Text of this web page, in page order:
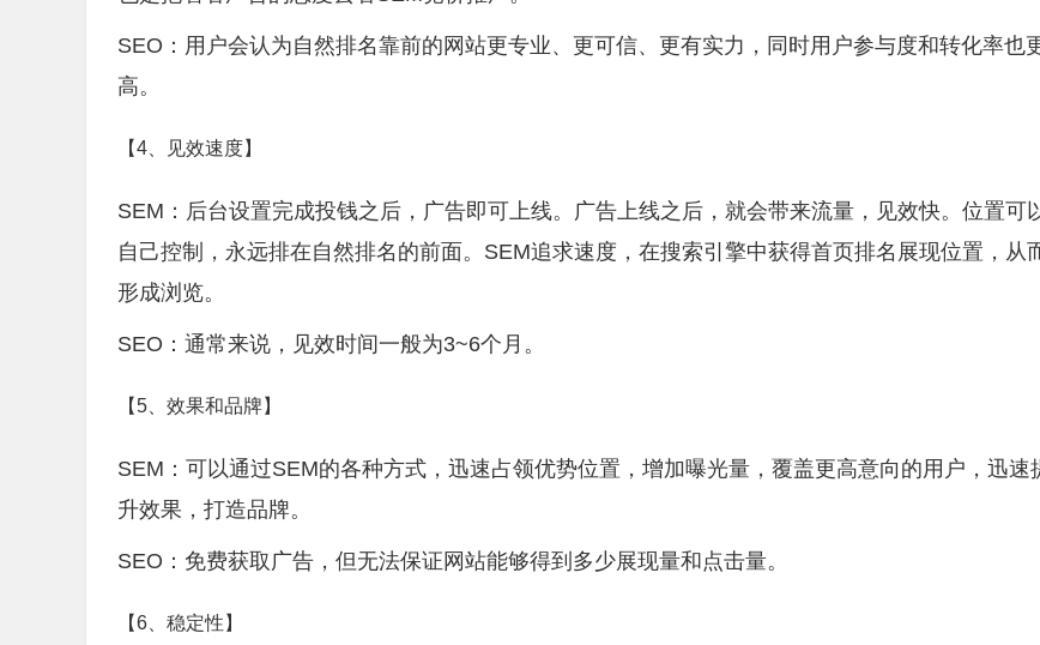
SEO：用户会认为自然排名靠前的网站更专业、更可信、更有实力，同时用户参与度和转化率也
高。
【4、见效速度】
SEM：后台设置完成投钱之后，广告即可上线。广告上线之后，就会带来流量，见效快。位置可
自己控制，永远排在自然排名的前面。SEM追求速度，在搜索引擎中获得首页排名展现位置，从
形成浏览。
SEO：通常来说，见效时间一般为3~6个月。
【5、效果和品牌】
SEM：可以通过SEM的各种方式，迅速占领优势位置，增加曝光量，覆盖更高意向的用户，迅速
升效果，打造品牌。
SEO：免费获取广告，但无法保证网站能够得到多少展现量和点击量。
【6、稳定性】